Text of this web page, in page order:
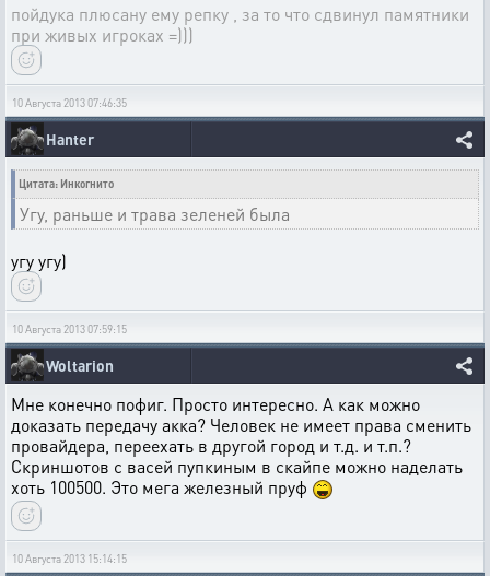
пойдука плюсану ему репку , за то что сдвинул памятники
при живых игроках =)))
10 Августа 2013 07:46:35
Hanter
Цитата: Инкогнито
Угу, раньше и трава зеленей была
угу угу)
10 Августа 2013 07:59:15
Woltarion
Мне конечно пофиг. Просто интересно. А как можно
доказать передачу акка? Человек не имеет права сменить
провайдера, переехать в другой город и т.д. и т.п.?
Скриншотов с васей пупкиным в скайпе можно наделать
хоть 100500. Это мега железный пруф
10 Августа 2013 15:14:15